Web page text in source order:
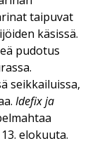
taipuvat
käsissä.
pudotus
seikkailuissa,
Idefix ja
elokuuta.